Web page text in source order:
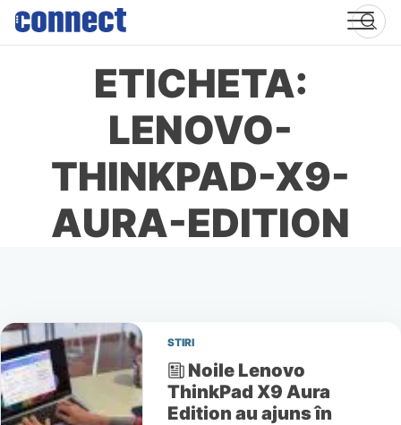
Skip
content
ETICHETA:
LENOVO-
THINKPAD-X9-
AURA-EDITION
STIRI
Noile Lenovo
ThinkPad X9 Aura
Edition au ajuns în